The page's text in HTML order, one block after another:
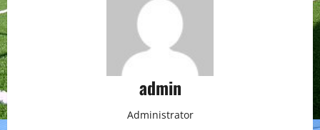
admin
Administrator